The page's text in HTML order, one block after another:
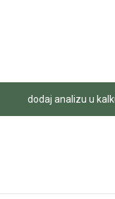
dodaj analizu u